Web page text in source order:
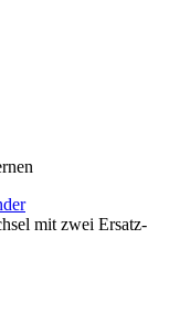
mit zwei Ersatz-